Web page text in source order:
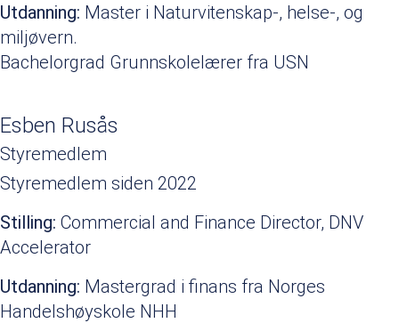
Utdanning: Master i Naturvitenskap-, helse-, og
miljøvern.
Bachelorgrad Grunnskolelærer fra USN
Esben Rusås
Styremedlem
Styremedlem siden 2022
Stilling: Commercial and Finance Director, DNV
Accelerator
Utdanning: Mastergrad i finans fra Norges
Handelshøyskole NHH